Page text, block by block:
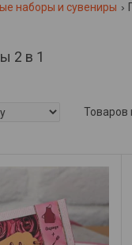
наборы и сувениры
2 в 1